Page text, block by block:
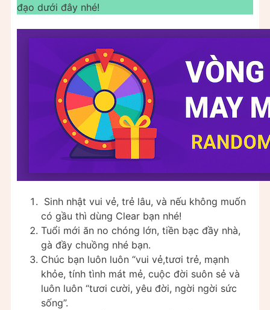
đạo dưới đây nhé!
Sinh nhật vui vẻ, trẻ lâu, và nếu không muốn
có gầu thì dùng Clear bạn nhé!
Tuổi mới ăn no chóng lớn, tiền bạc đầy nhà,
gà đầy chuồng nhé bạn.
Chúc bạn luôn luôn “vui vẻ,tươi trẻ, mạnh
khỏe, tính tình mát mẻ, cuộc đời suôn sẻ và
luôn luôn “tươi cười, yêu đời, ngời ngời sức
sống”.